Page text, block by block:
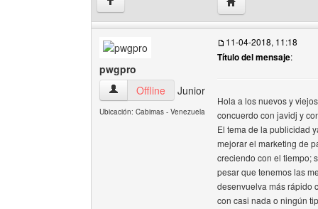
pwgpro
pwgpro Ver perfil del usuario
Offline Junior
Ubicación: Cabimas - Venezuela
11-04-2018, 11:18
Título del mensaje:
Hola a los nuevos y
concuerdo con javidj y
El tema de la publicidad
mejorar el marketing de
creciendo con el tiempo;
pesar que tenemos las
desenvuelva más rápido
con casi nada o ningún